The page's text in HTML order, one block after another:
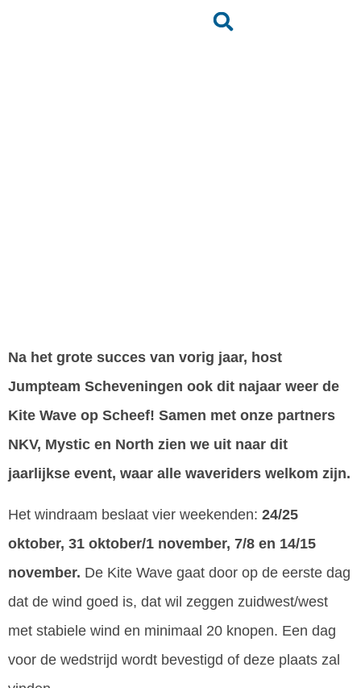
Na het grote succes van vorig jaar, host
Jumpteam Scheveningen ook dit najaar weer de
Kite Wave op Scheef! Samen met onze partners
NKV, Mystic en North zien we uit naar dit
jaarlijkse event, waar alle waveriders welkom zijn.
Het windraam beslaat vier weekenden: 24/25
oktober, 31 oktober/1 november, 7/8 en 14/15
november. De Kite Wave gaat door op de eerste dag
dat de wind goed is, dat wil zeggen zuidwest/west
met stabiele wind en minimaal 20 knopen. Een dag
voor de wedstrijd wordt bevestigd of deze plaats zal